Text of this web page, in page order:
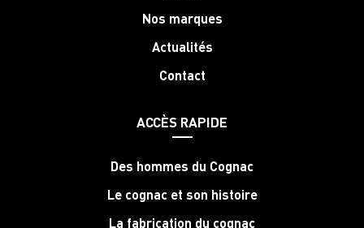
Nos marques
Actualités
Contact
ACCÈS RAPIDE
Des hommes du Cognac
Le cognac et son histoire
La fabrication du cognac